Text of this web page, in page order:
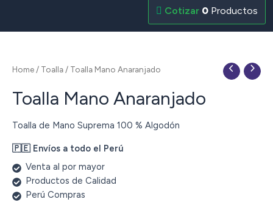
0 Productos
Home / Toalla / Toalla Mano Anaranjado
Toalla Mano Anaranjado
Toalla de Mano Suprema 100 % Algodón
🇵🇪 Envíos a todo el Perú
Venta al por mayor
Productos de Calidad
Perú Compras